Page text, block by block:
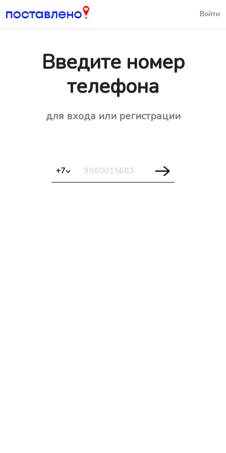
Войти
Введите номер
телефона
для входа или регистрации
+7